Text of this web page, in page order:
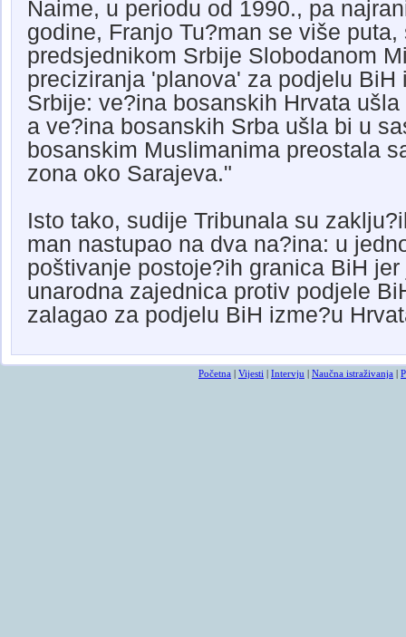
Naime, u periodu od 1990., pa
godine, Franjo Tu?man se više puta,
predsjednikom Srbije Slobodanom
preciziranja 'planova' za podjelu BiH
Srbije: ve?ina bosanskih Hrvata
a ve?ina bosanskih Srba ušla bi u
bosanskim Muslimanima preostala
zona oko Sarajeva."
Isto tako, sudije Tribunala su
man nastupao na dva na?ina: u
poštivanje postoje?ih granica BiH
unarodna zajednica protiv podjele
zalagao za podjelu BiH izme?u
Početna Vijesti Intervju Naučna istraživanja